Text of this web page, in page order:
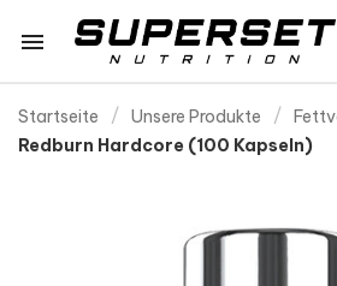

Startseite Unsere Produkte
Redburn Hardcore (100 Kapseln)